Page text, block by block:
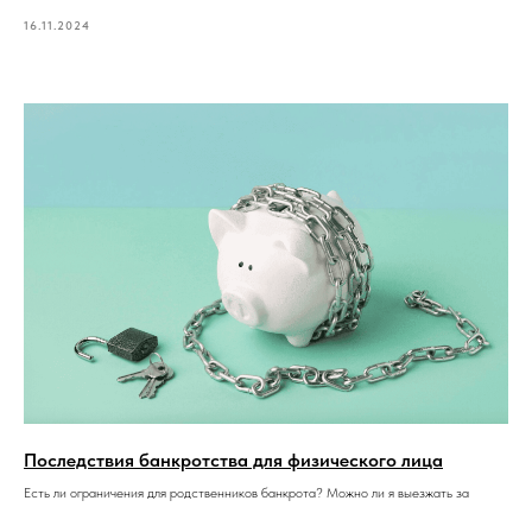
16.11.2024
Последствия банкротства для физического лица
Есть ли ограничения для родственников банкрота? Можно ли я выезжать за